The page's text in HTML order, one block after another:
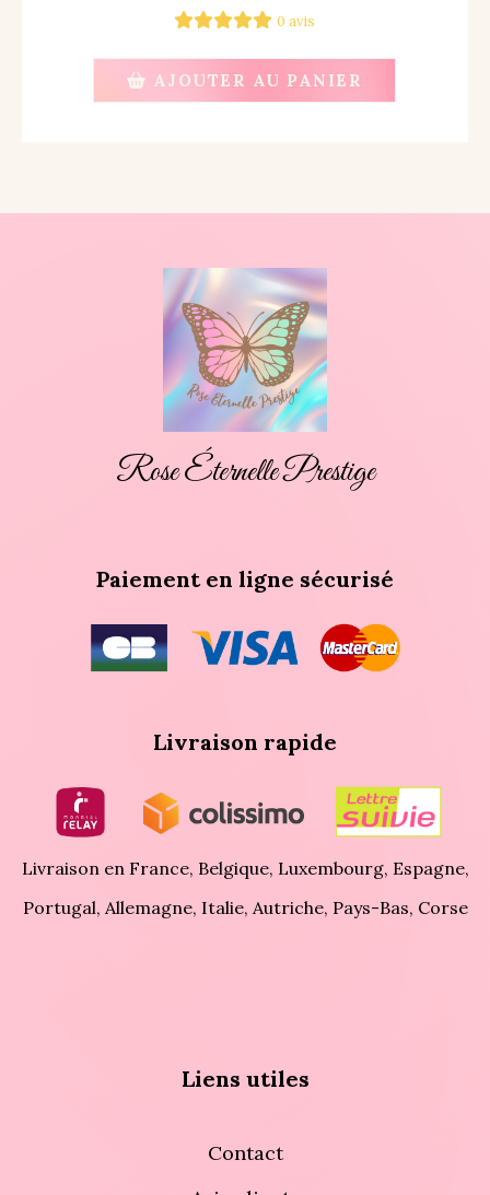
0 avis
AJOUTER AU PANIER
Rose Éternelle Prestige
Paiement en ligne sécurisé
Livraison rapide
Livraison en France, Belgique, Luxembourg, Espagne,
Portugal, Allemagne, Italie, Autriche, Pays-Bas, Corse
Liens utiles
Contact